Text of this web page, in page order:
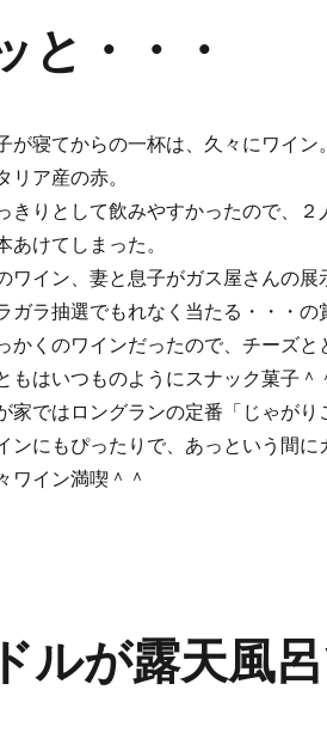
と・・・
が寝てからの一杯は、久々にワイン。
リア産の赤。
きりとして飲みやすかったので、２
あけてしまった。
ワイン、妻と息子がガス屋さんの展
ガラ抽選でもれなく当たる・・・の
かくのワインだったので、チーズと
もはいつものようにスナック菓子＾
家ではロングランの定番「じゃがり
ンにもぴったりで、あっという間に
ワイン満喫＾＾
ルが露天風